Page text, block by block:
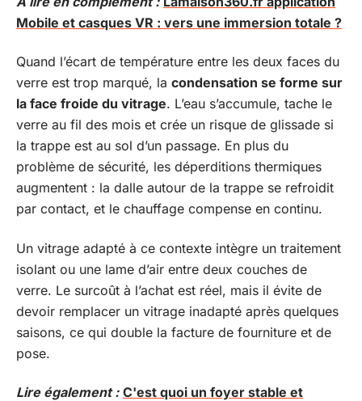
Mobile et casques VR : vers une immersion totale ?
Quand l’écart de température entre les deux faces du
verre est trop marqué, la condensation se forme sur
la face froide du vitrage. L’eau s’accumule, tache le
verre au fil des mois et crée un risque de glissade si
la trappe est au sol d’un passage. En plus du
problème de sécurité, les déperditions thermiques
augmentent : la dalle autour de la trappe se refroidit
par contact, et le chauffage compense en continu.
Un vitrage adapté à ce contexte intègre un traitement
isolant ou une lame d’air entre deux couches de
verre. Le surcoût à l’achat est réel, mais il évite de
devoir remplacer un vitrage inadapté après quelques
saisons, ce qui double la facture de fourniture et de
pose.
Lire également : C'est quoi un foyer stable et